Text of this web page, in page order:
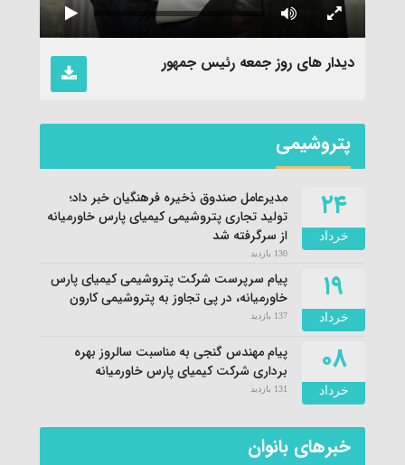
دیدار های روز جمعه رئیس جمهور
پتروشیمی
۲۴
خرداد
مدیرعامل صندوق ذخیره فرهنگیان خبر داد؛
تولید تجاری پتروشیمی کیمیای پارس خاورمیانه
از سرگرفته شد
130 بازدید
۱۹
خرداد
پیام سرپرست شرکت پتروشیمی کیمیای پارس
خاورمیانه، در پی تجاوز به پتروشیمی کارون
137 بازدید
۰۸
خرداد
پیام مهندس گنجی به مناسبت سالروز بهره
برداری شرکت کیمیای پارس خاورمیانه
131 بازدید
خبرهای بانوان